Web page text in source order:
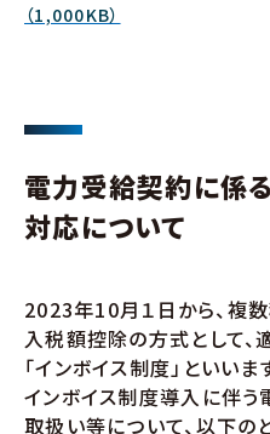
（1,000KB）
電力受給契約に係
対応について
2023年10月１日から、複
入税額控除の方式として
「インボイス制度」といいま
インボイス制度導入に伴
取扱い等について、以下の